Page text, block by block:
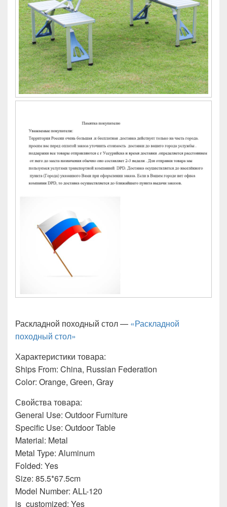
Раскладной походный стол — «Раскладной
походный стол»
Характеристики товара:
Ships From: China, Russian Federation
Color: Orange, Green, Gray
Свойства товара:
General Use: Outdoor Furniture
Specific Use: Outdoor Table
Material: Metal
Metal Type: Aluminum
Folded: Yes
Size: 85.5*67.5cm
Model Number: ALL-120
is_customized: Yes